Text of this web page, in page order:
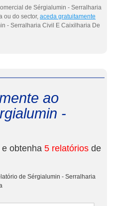
de Sérgialumin - Serralharia
ou do sector, aceda gratuitamente
- Serralharia Civil E Caixilharia De
ao
-
e obtenha 5 relatórios de
de Sérgialumin - Serralharia